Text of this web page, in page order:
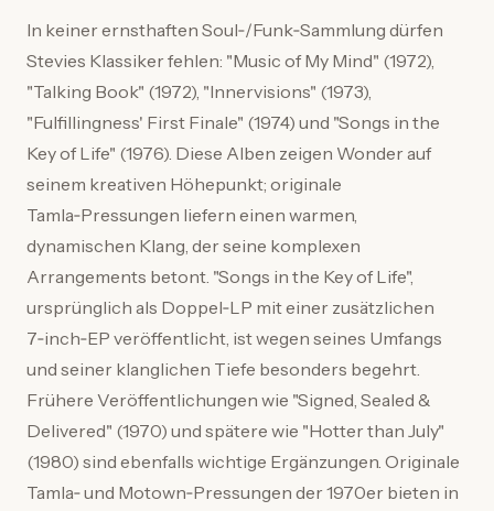
In keiner ernsthaften Soul‑/Funk‑Sammlung dürfen
Stevies Klassiker fehlen: "Music of My Mind" (1972),
"Talking Book" (1972), "Innervisions" (1973),
"Fulfillingness' First Finale" (1974) und "Songs in the
Key of Life" (1976). Diese Alben zeigen Wonder auf
seinem kreativen Höhepunkt; originale
Tamla‑Pressungen liefern einen warmen,
dynamischen Klang, der seine komplexen
Arrangements betont. "Songs in the Key of Life",
ursprünglich als Doppel‑LP mit einer zusätzlichen
7‑inch‑EP veröffentlicht, ist wegen seines Umfangs
und seiner klanglichen Tiefe besonders begehrt.
Frühere Veröffentlichungen wie "Signed, Sealed &
Delivered" (1970) und spätere wie "Hotter than July"
(1980) sind ebenfalls wichtige Ergänzungen. Originale
Tamla‑ und Motown‑Pressungen der 1970er bieten in